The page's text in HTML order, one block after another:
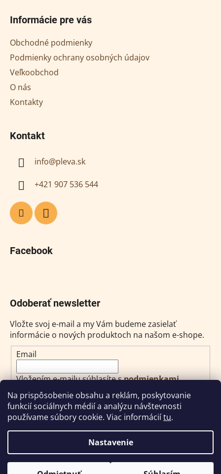
Na prispôsobenie obsahu a reklám, poskytovanie
funkcií sociálnych médií a analýzu návštevnosti
používame súbory cookie. Viac informáciítu.
Nastavenie
Informácie pre vás
Obchodné podmienky
Podmienky ochrany osobných údajov
Veľkoobchod
O nás
Kontakty
Kontakt
info@pleva.sk
+421 907 536 544
Facebook
Odoberať newsletter
Vložte svoj e-mail a my Vám budeme zasielať
informácie o nových produktoch na našom e-shope.
Email
Vložením e-mailu súhlasíte spodmienkami
ochrany osobných údajov
PRIHLÁSIŤ SA
Vytvoril Shoptet